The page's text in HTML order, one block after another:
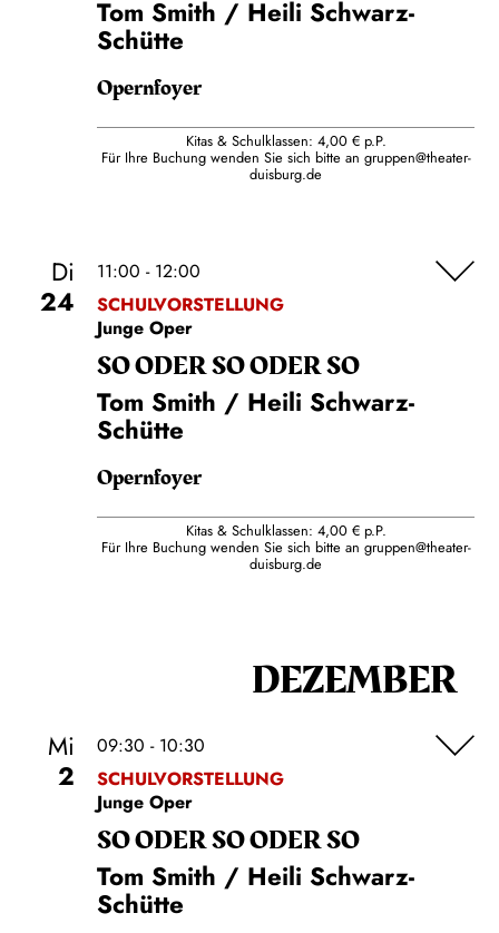
Tom Smith / Heili Schwarz-
Schütte
Opernfoyer
Kitas & Schulklassen: 4,00 € p.P.
Für Ihre Buchung wenden Sie sich bitte an gruppen@theater-
duisburg.de
Di
24
11:00 - 12:00
SCHULVORSTELLUNG
Junge Oper
SO ODER SO ODER SO
Tom Smith / Heili Schwarz-
Schütte
Opernfoyer
Kitas & Schulklassen: 4,00 € p.P.
Für Ihre Buchung wenden Sie sich bitte an gruppen@theater-
duisburg.de
DEZEMBER
Mi
2
09:30 - 10:30
SCHULVORSTELLUNG
Junge Oper
SO ODER SO ODER SO
Tom Smith / Heili Schwarz-
Schütte